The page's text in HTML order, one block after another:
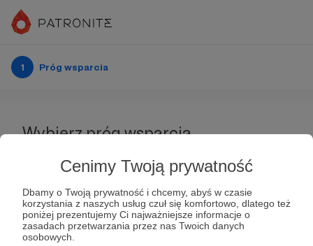
Cenimy Twoją prywatność
Dbamy o Twoją prywatność i chcemy, abyś w czasie
korzystania z naszych usług czuł się komfortowo, dlatego też
poniżej prezentujemy Ci najważniejsze informacje o
zasadach przetwarzania przez nas Twoich danych
osobowych.
1 Próg wsparcia
Wybierz próg wsparcia
7 zł miesięcznie